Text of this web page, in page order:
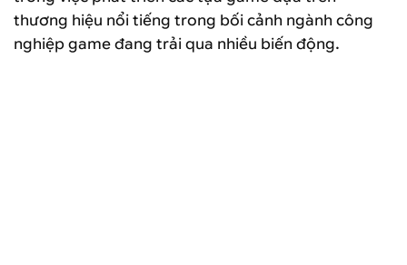
thương hiệu nổi tiếng trong bối cảnh ngành công
nghiệp game đang trải qua nhiều biến động.